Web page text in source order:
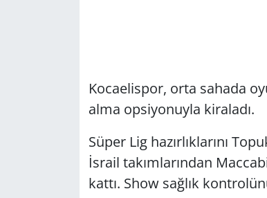
Kocaelispor, orta sahada
alma opsiyonuyla kiraladı.
Süper Lig hazırlıklarını
İsrail takımlarından
kattı. Show sağlık